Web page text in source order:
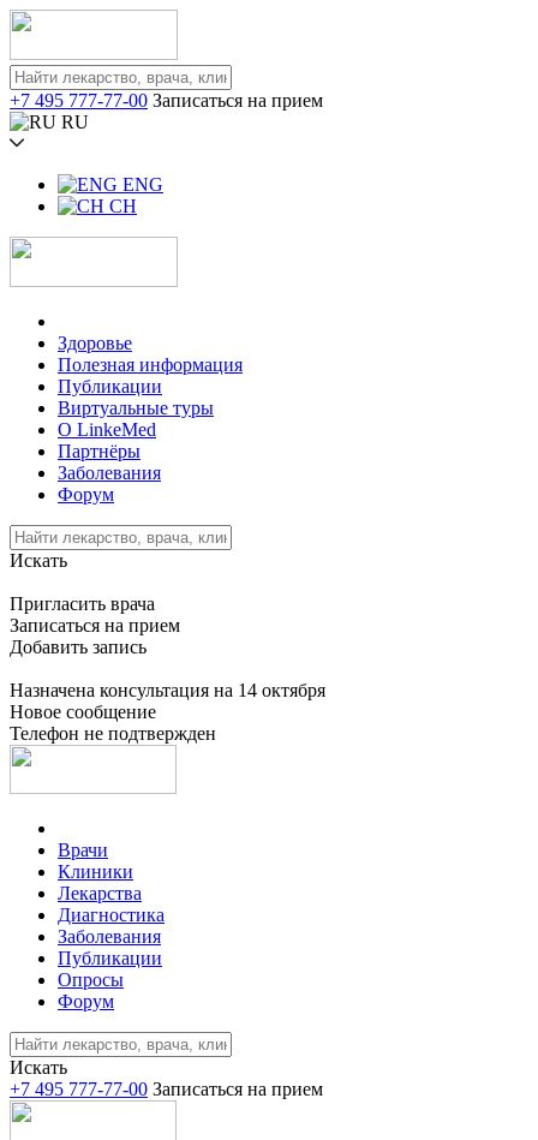
+7 495 777-77-00 Записаться на прием
RU
ENG
CH
Здоровье
Полезная информация
Публикации
Виртуальные туры
О LinkeMed
Партнёры
Заболевания
Форум
Искать
Пригласить врача
Записаться на прием
Добавить запись
Назначена консультация на 14 октября
Новое сообщение
Телефон не подтвержден
Врачи
Клиники
Лекарства
Диагностика
Заболевания
Публикации
Опросы
Форум
Искать
+7 495 777-77-00 Записаться на прием